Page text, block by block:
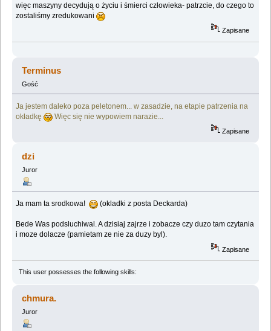
więc maszyny decydują o życiu i śmierci człowieka- patrzcie, do czego to
zostaliśmy zredukowani
Zapisane
Terminus
Gość
Ja jestem daleko poza peletonem... w zasadzie, na etapie patrzenia na
okładkę
Więc się nie wypowiem narazie...
Zapisane
dzi
Juror
Ja mam ta srodkowa! (okladki z posta Deckarda)
Bede Was podsluchiwal. A dzisiaj zajrze i zobacze czy duzo tam czytania
i moze dolacze (pamietam ze nie za duzy byl).
Zapisane
This user possesses the following skills:
chmura.
Juror